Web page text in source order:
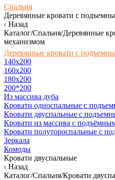
Спальня
Деревянные кровати с
Назад
Каталог/Спальня/Деревянные
механизмом
Деревянные кровати с
140x200
160х200
180х200
200*200
Из массива дуба
Кровати односпальные с
Кровати двуспальные с
Кровати из массива с
Кровати полутороспальные с
Зеркала
Комоды
Кровати двуспальные
Назад
Каталог/Спальня/Кровати